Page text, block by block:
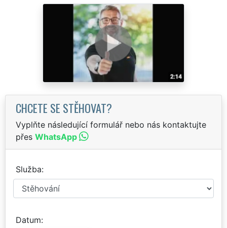
CHCETE SE STĚHOVAT?
Vyplňte následující formulář nebo nás kontaktujte
přes WhatsApp
Služba
Datum